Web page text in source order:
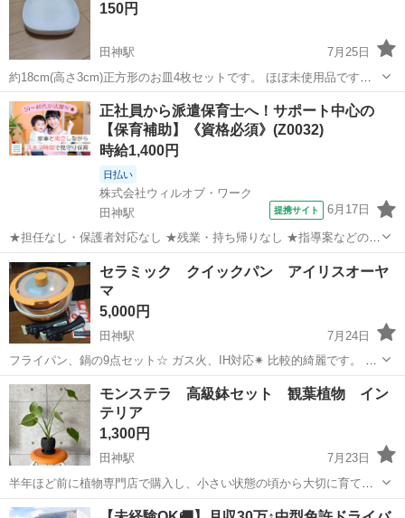
150円
田神駅
7月25日
約18cm(高さ3cm)正方形のお皿4枚セットです。 ほぼ未使用品です。
「春のパンまつり」でプレゼントされたもの。フランスの老舗ガラス
メーカー「アルク・フランス社」製の全面物理強化ガラスでできた軽
くて丈夫なお皿です。 電子...
岐阜 岐阜市 田神駅 食器
正社員から派遣保育士へ！サポート中心の
【保育補助】《資格必須》(Z0032)
時給1,400円
日払い
株式会社ウィルオブ・ワーク
田神駅
提携サイト 6月17日
★担任なし・保護者対応なし ★残業・持ち帰りなし ★指導案などの書
類なし 担任保育士さんの補助として、 乳児メインまたはクラスフリー
のお仕事 ※保育園の詳細は、ご応募後に 専任担当よりご案内します！
*お仕事内容：* ...
岐阜 岐阜市 保育士
セラミック クイックパン アイリスオーヤ
マ
5,000円
田神駅
7月24日
フライパン、鍋の9点セット☆ ガス火、IH対応✷ 比較的綺麗です。 取
扱説明書も付いてます! 探していた方どうぞ♪
岐阜 岐阜市 調理器具
モンステラ 高級鉢セット 観葉植物 イン
テリア
1,300円
田神駅
7月23日
半年ほど前に植物専門店で購入し、小さい状態の頃から大切に育てて
いるモンステラです。 状態も良好でこれからの成長が楽しみな一株で
岐阜 岐阜市 田神駅 家庭用品